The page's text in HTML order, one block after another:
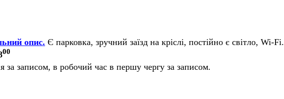
опис. Є парковка, зручний заїзд на кріслі, постійно є світло, Wi-Fi.
00
за записом, в робочий час в першу чергу за записом.